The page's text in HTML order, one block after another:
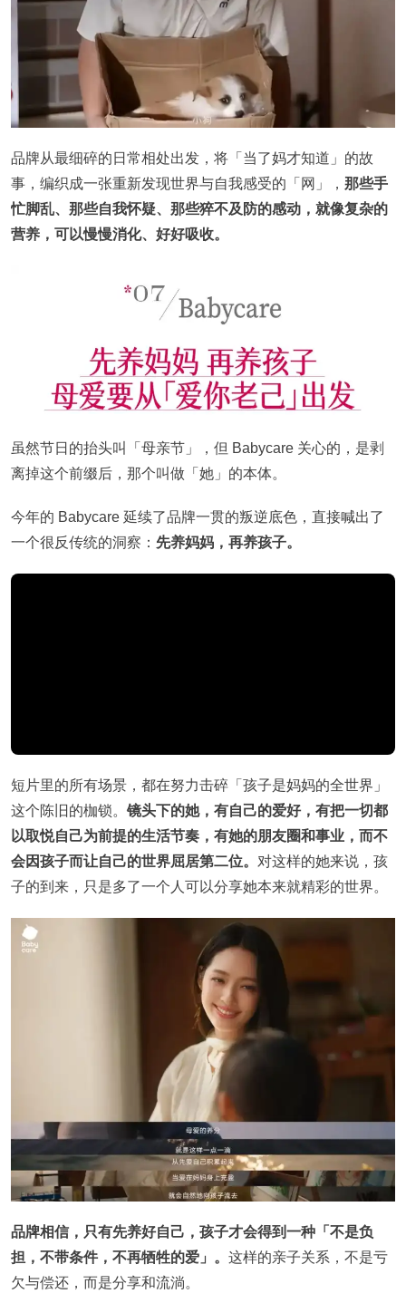
品牌从最细碎的日常相处出发，将「当了妈才知道」的故
事，编织成一张重新发现世界与自我感受的「网」， 那些手
忙脚乱、那些自我怀疑、那些猝不及防的感动，就像复杂的
营养，可以慢慢消化、好好吸收。
虽然节日的抬头叫「母亲节」，但 Babycare 关心的，是剥
离掉这个前缀后，那个叫做「她」的本体。
今年的 Babycare 延续了品牌一贯的叛逆底色，直接喊出了
一个很反传统的洞察： 先养妈妈，再养孩子。
短片里的所有场景，都在努力击碎「孩子是妈妈的全世界」
这个陈旧的枷锁。 镜头下的她，有自己的爱好，有把一切都
以取悦自己为前提的生活节奏，有她的朋友圈和事业，而不
会因孩子而让自己的世界屈居第二位。 对这样的她来说，孩
子的到来，只是多了一个人可以分享她本来就精彩的世界。
品牌相信，只有先养好自己，孩子才会得到一种「不是负
担，不带条件，不再牺牲的爱」。 这样的亲子关系，不是亏
欠与偿还，而是分享和流淌。